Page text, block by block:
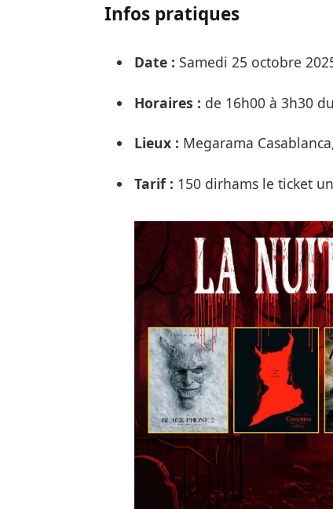
Infos pratiques
Date : Samedi 25 octobre
Horaires : de 16h00 à 3h30
Lieux : Megarama
Tarif : 150 dirhams le ticket